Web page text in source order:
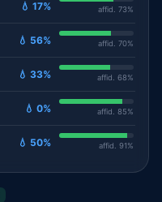
💧 17% affid. 73%
💧 56% affid. 70%
💧 33% affid. 68%
💧 0% affid. 85%
💧 50% affid. 91%